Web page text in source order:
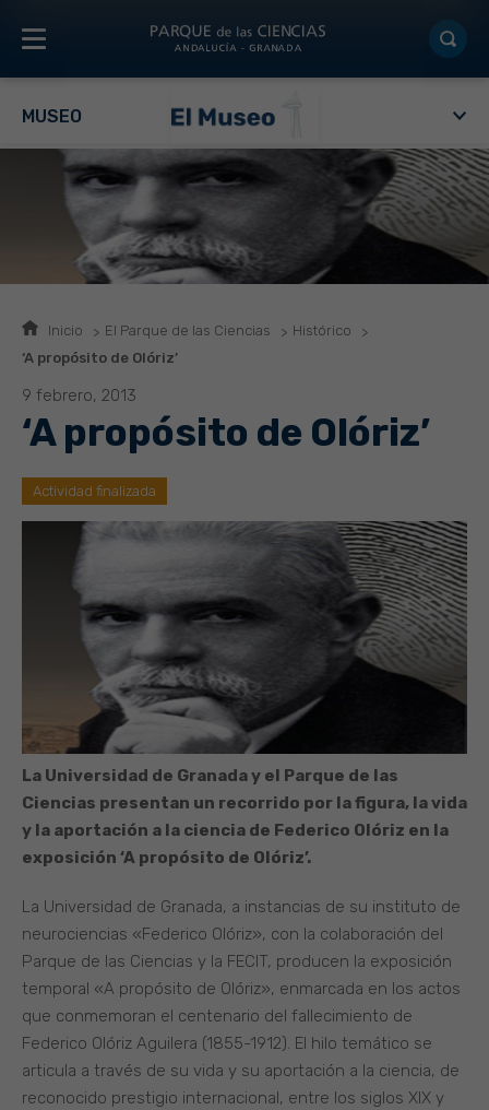
MUSEO
Inicio El Parque de las Ciencias
Histórico
‘A propósito de Olóriz’
9 febrero, 2013
‘A propósito de Olóriz’
Actividad finalizada
La Universidad de Granada y el Parque de las
Ciencias presentan un recorrido por la figura, la vida
y la aportación a la ciencia de Federico Olóriz en la
exposición ‘A propósito de Olóriz’.
La Universidad de Granada, a instancias de su instituto de
neurociencias «Federico Olóriz», con la colaboración del
Parque de las Ciencias y la FECIT, producen la exposición
temporal «A propósito de Olóriz», enmarcada en los actos
que conmemoran el centenario del fallecimiento de
Federico Olóriz Aguilera (1855-1912). El hilo temático se
articula a través de su vida y su aportación a la ciencia, de
reconocido prestigio internacional, entre los siglos XIX y